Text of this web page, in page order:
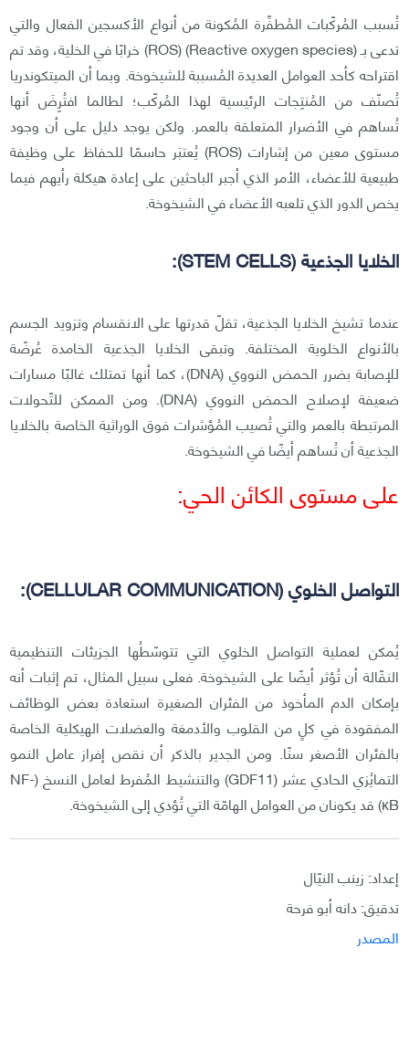
تُسبب المُركّبات المُطفِّرة المُكونة من أنواع الأكسجين الفعال والتي
تدعى بـ (Reactive oxygen species) (ROS) خرابًا في الخلية، وقد تم
اقتراحه كأحد العوامل العديدة المُسببة للشيخوخة. وبما أن الميتكوندريا
تُصنّف من المُنتِجات الرئيسية لهذا المُركّب؛ لطالما افتُرِضَ أنها
تُساهم في الأضرار المتعلقة بالعمر. ولكن يوجد دليل على أن وجود
مستوى معين من إشارات (ROS) يُعتبَر حاسمًا للحفاظ على وظيفة
طبيعية للأعضاء، الأمر الذي أجبر الباحثين على إعادة هيكلة رأيهم فيما
يخص الدور الذي تلعبه الأعضاء في الشيخوخة.
الخلايا الجذعية (STEM CELLS):
عندما تشيخ الخلايا الجذعية، تقلّ قدرتها على الانقسام وتزويد الجسم
بالأنواع الخلوية المختلفة. وتبقى الخلايا الجذعية الخامدة عُرضًة
للإصابة بضرر الحمض النووي (DNA)، كما أنها تمتلك غالبًا مسارات
ضعيفة لإصلاح الحمض النووي (DNA). ومن الممكن للتّحولات
المرتبطة بالعمر والتي تُصيب المُؤشرات فوق الوراثية الخاصة بالخلايا
الجذعية أن تُساهم أيضًا في الشيخوخة.
على مستوى الكائن الحي:
التواصل الخلوي (CELLULAR COMMUNICATION):
يُمكن لعملية التواصل الخلوي التي تتوسّطُها الجزيئات التنظيمية
النقّالة أن تُؤثر أيضًا على الشيخوخة. فعلى سبيل المثال، تم إثبات أنه
بإمكان الدم المأخوذ من الفئران الصغيرة استعادة بعض الوظائف
المفقودة في كلٍ من القلوب والأدمغة والعضلات الهيكلية الخاصة
بالفئران الأصغر سنًا. ومن الجدير بالذكر أن نقص إفراز عامل النمو
التمايُزي الحادي عشر (GDF11) والتنشيط المُفرط لعامل النسخ (NF-
κB) قد يكونان من العوامل الهامّة التي تُؤدي إلى الشيخوخة.
إعداد: زينب النيّال
تدقيق: دانه أبو فرحة
المصدر